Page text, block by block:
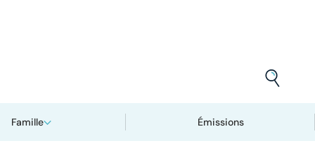
Famille Émissions